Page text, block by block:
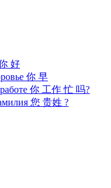
好
你 早
你 工作 忙 吗?
您 贵姓 ?